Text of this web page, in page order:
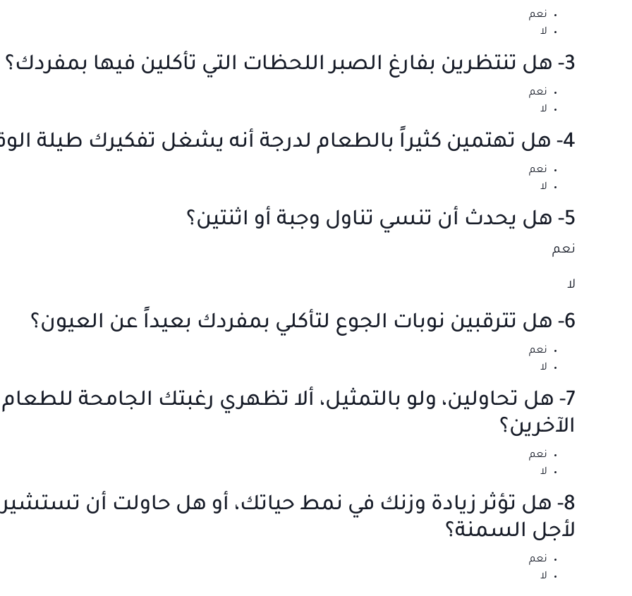
نعم
لا
3- هل تنتظرين بفارغ الصبر اللحظات التي تأكلين فيها بمفردك؟
نعم
لا
4- هل تهتمين كثيراً بالطعام لدرجة أنه يشغل تفكيرك طيلة الوقت؟
نعم
لا
5- هل يحدث أن تنسي تناول وجبة أو اثنتين؟
نعم
لا
6- هل تترقبين نوبات الجوع لتأكلي بمفردك بعيداً عن العيون؟
نعم
لا
7- هل تحاولين، ولو بالتمثيل، ألا تظهري رغبتك الجامحة
الآخرين؟
نعم
لا
8- هل تؤثر زيادة وزنك في نمط حياتك، أو هل حاولت أن
لأجل السمنة؟
نعم
لا